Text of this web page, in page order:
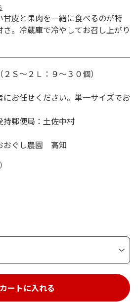
皮と果肉を一緒に食べるのが特
。冷蔵庫で冷やしてお召し上がり
Ｓ～２Ｌ：９～３０個）
お任せください。単一サイズでお
郵便局：土佐中村
おぐし農園 高知